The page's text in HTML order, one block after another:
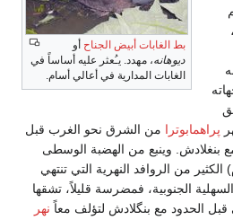
بط الغابات أبيض الجناحأو
ديوهانه، مهدد. يـُعثر عليه أساساً في
الغابات المدارية في أعالي أسام.
من الشرق نحو الغرب قبل
وينبع من الهضبة الوسطى
نحو 1000م) الكثير من الروافد النهرية التي تنتهي
الجنوبية، فمضرسة قليلاً، تشقها
الحدود مع بنگلادش لتؤلف معاً نهر